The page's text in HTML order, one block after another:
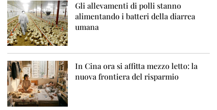
Gli allevamenti di polli stanno
alimentando i batteri della diarrea
umana
In Cina ora si affitta mezzo letto: la
nuova frontiera del risparmio